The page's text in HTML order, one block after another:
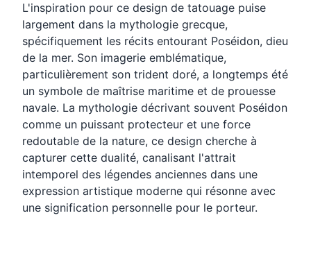
L'inspiration pour ce design de tatouage puise
largement dans la mythologie grecque,
spécifiquement les récits entourant Poséidon, dieu
de la mer. Son imagerie emblématique,
particulièrement son trident doré, a longtemps été
un symbole de maîtrise maritime et de prouesse
navale. La mythologie décrivant souvent Poséidon
comme un puissant protecteur et une force
redoutable de la nature, ce design cherche à
capturer cette dualité, canalisant l'attrait
intemporel des légendes anciennes dans une
expression artistique moderne qui résonne avec
une signification personnelle pour le porteur.